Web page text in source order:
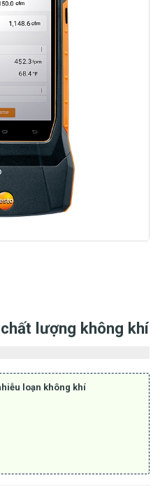
lượng không khí
loạn không khí